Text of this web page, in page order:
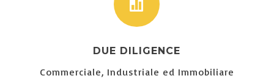

DUE DILIGENCE
Commerciale, Industriale ed Immobiliare